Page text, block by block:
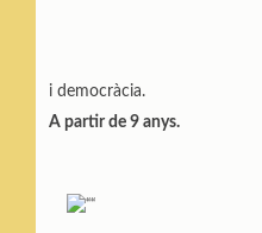
i democràcia.
A partir de 9 anys.